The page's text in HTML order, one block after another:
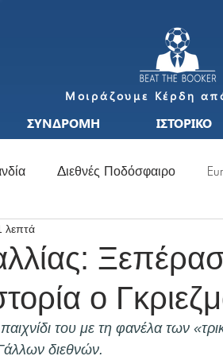
Μοιράζουμε Κέρδη
ΣΥΝΔΡΟΜΗ ΙΣΤΟΡΙΚΟ
Διεθνές Ποδόσφαιρο
Μεταγραφές
Μουντιάλ Ελλάδα
ο
λεπτά
του με τη φανέλα των
διεθνών.